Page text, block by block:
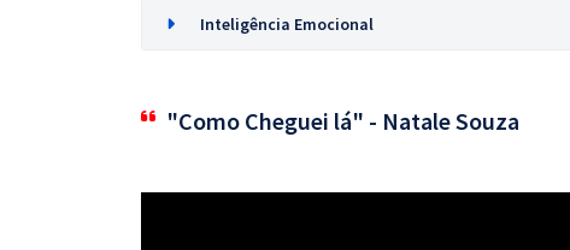
Inteligência Emocional
"Como Cheguei lá" - Natale Souza